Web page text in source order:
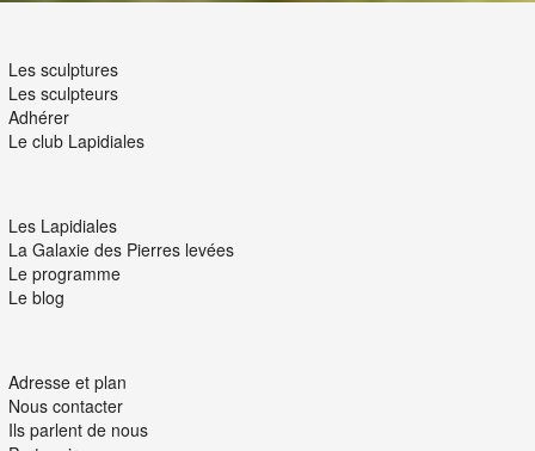
Les sculptures
Les sculpteurs
Adhérer
Le club Lapidiales
Les Lapidiales
La Galaxie des Pierres levées
Le programme
Le blog
Adresse et plan
Nous contacter
Ils parlent de nous